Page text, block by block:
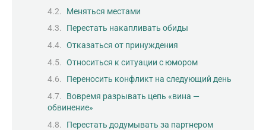
Меняться местами
Перестать накапливать обиды
Отказаться от принуждения
Относиться к ситуации с юмором
Переносить конфликт на следующий день
Вовремя разрывать цепь «вина —
обвинение»
Перестать додумывать за партнером